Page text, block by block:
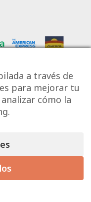
S.L.
®
a través de
para mejorar tu
cómo la